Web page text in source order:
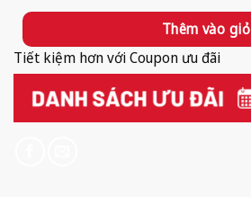
Thêm vào giỏ
Tiết kiệm hơn với Coupon ưu đãi